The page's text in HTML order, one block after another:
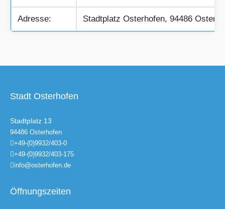
Adresse: Stadtplatz Osterhofen, 94486
Stadt Osterhofen
Stadtplatz 13
94486 Osterhofen
+49-(0)9932/403-0
+49-(0)9932/403-175
info@osterhofen.de
Öffnungszeiten